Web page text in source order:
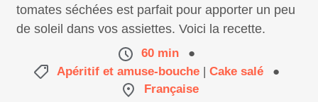
tomates séchées est parfait pour apporter un peu
de soleil dans vos assiettes. Voici la recette.
60 min
●
Apéritif et amuse-bouche | Cake salé
●
Française